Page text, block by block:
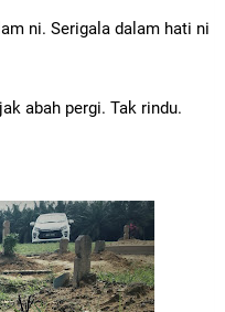
ni. Serigala dalam hati ni
abah pergi. Tak rindu.